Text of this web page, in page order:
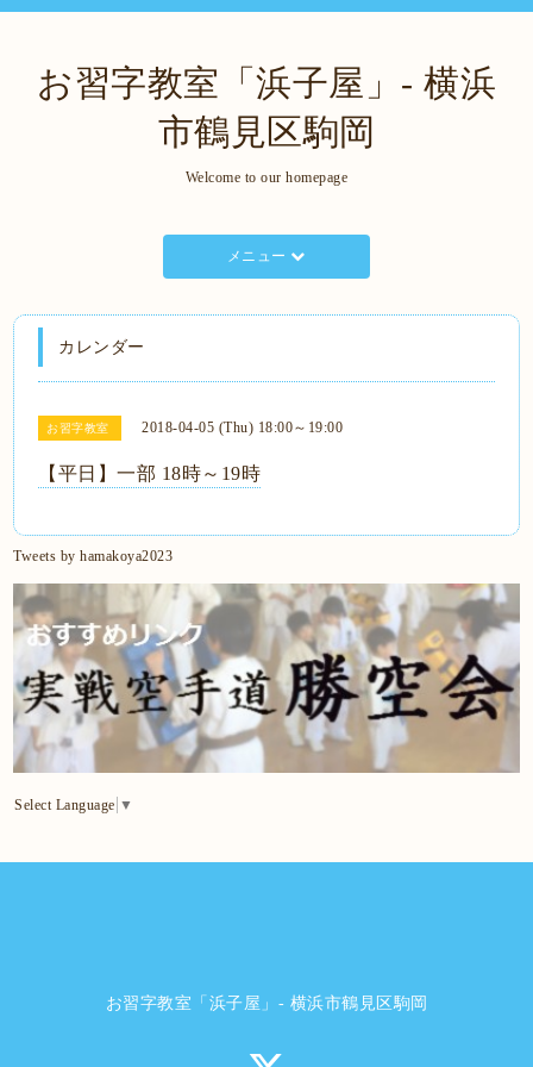
お習字教室「浜子屋」- 横浜
市鶴見区駒岡
Welcome to our homepage
メニュー
カレンダー
お習字教室 2018-04-05 (Thu) 18:00～19:00
【平日】一部 18時～19時
Tweets by hamakoya2023
Select Language ▼
お習字教室「浜子屋」- 横浜市鶴見区駒岡